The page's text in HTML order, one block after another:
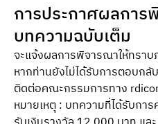
การประกาศผลกา
บทความฉบับเต็ม
จะแจ้งผลการพิจารณาให้ทรา
หากท่านยังไม่ได้รับการตอบกลั
ติดต่อคณะกรรมการทาง
หมายเหตุ : บทความที่ได้รับกา